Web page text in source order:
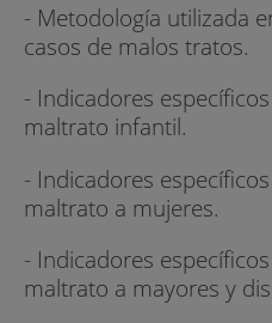
- Metodología utilizada
casos de malos tratos.
- Indicadores
maltrato infantil.
- Indicadores
maltrato a mujeres.
- Indicadores
maltrato a mayores y